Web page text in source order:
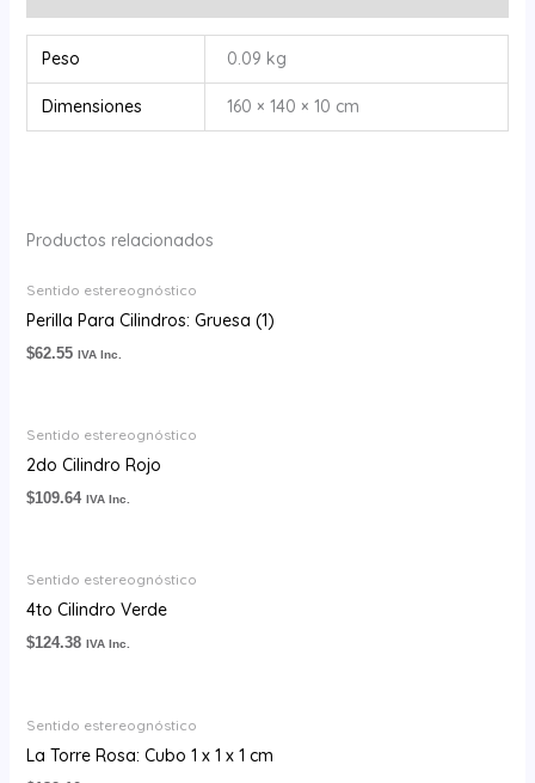
Peso 0.09 kg
Dimensiones 160 × 140 × 10 cm
Productos relacionados
Sentido estereognóstico
Perilla Para Cilindros: Gruesa (1)
$62.55 IVA Inc.
Sentido estereognóstico
2do Cilindro Rojo
$109.64 IVA Inc.
Sentido estereognóstico
4to Cilindro Verde
$124.38 IVA Inc.
Sentido estereognóstico
La Torre Rosa: Cubo 1 x 1 x 1 cm